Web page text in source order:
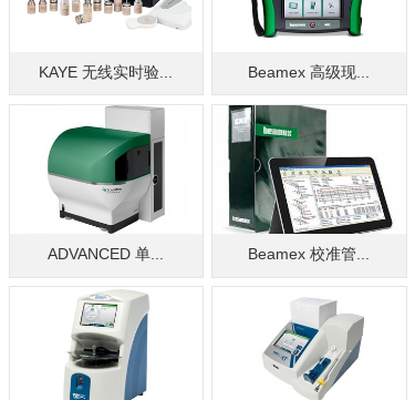
KAYE 无线实时验... Beamex 高级现...
ADVANCED 单... Beamex 校准管...